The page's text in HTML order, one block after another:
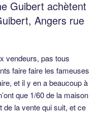
ci-dessous ne
Guibert, et c’est
un petit pourcentage de
Départementales du
la retranscription de
du roy nostre sire à